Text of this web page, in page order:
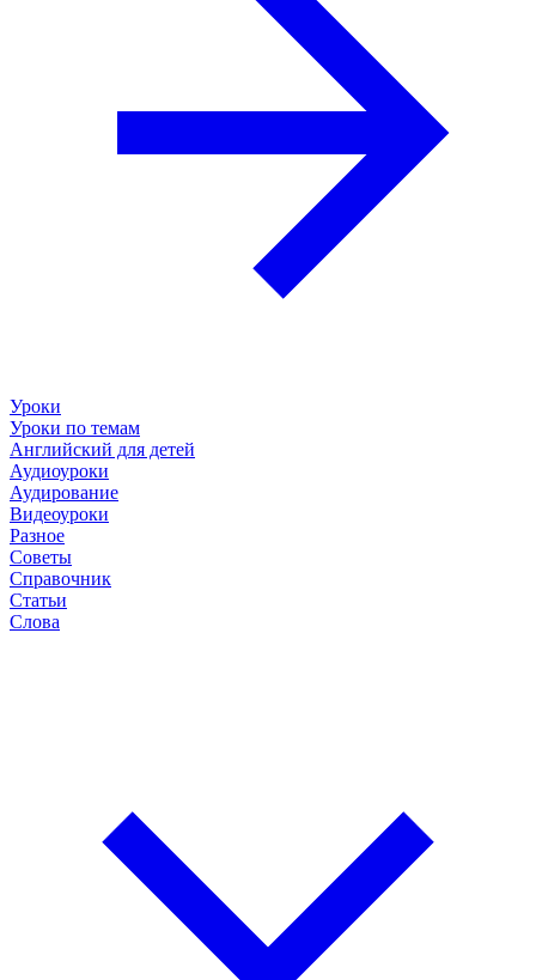
Уроки
Уроки по темам
Английский для детей
Аудиоуроки
Аудирование
Видеоуроки
Разное
Советы
Справочник
Статьи
Слова